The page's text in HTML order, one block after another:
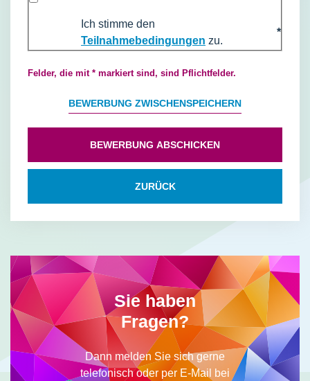
Ich stimme den
Teilnahmebedingungen zu.
*
Felder, die mit * markiert sind, sind Pflichtfelder.
BEWERBUNG ABSCHICKEN
ZURÜCK
BEWERBUNG ZWISCHENSPEICHERN
Sie haben
Fragen?
Dann melden Sie sich gerne
telefonisch oder per E-Mail bei